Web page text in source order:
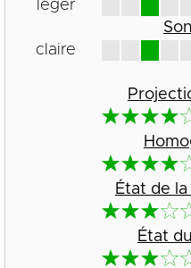
léger
claire
État de
État